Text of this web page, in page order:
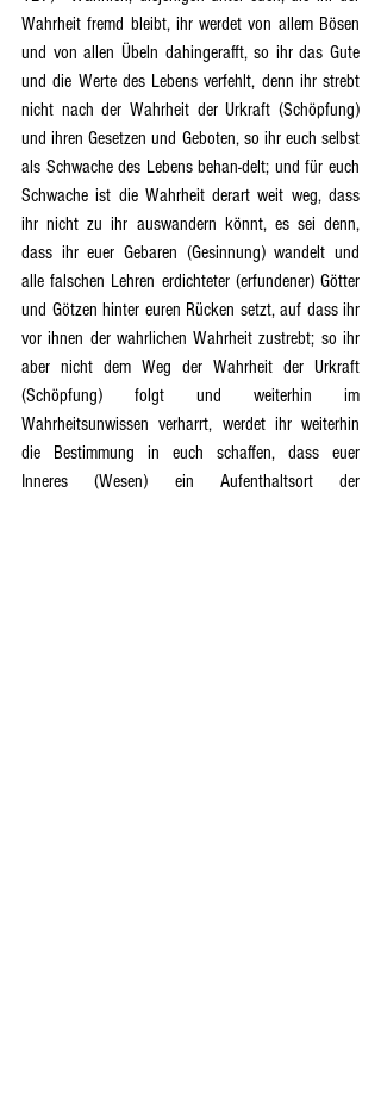
Wahrheit fremd bleibt, ihr werdet von allem Bösen
und von allen Übeln dahingerafft, so ihr das Gute
und die Werte des Lebens verfehlt, denn ihr strebt
nicht nach der Wahrheit der Urkraft (Schöpfung)
und ihren Gesetzen und Geboten, so ihr euch selbst
als Schwache des Lebens behan-delt; und für euch
Schwache ist die Wahrheit derart weit weg, dass
ihr nicht zu ihr auswandern könnt, es sei denn,
dass ihr euer Gebaren (Gesinnung) wandelt und
alle falschen Lehren erdichteter (erfundener) Götter
und Götzen hinter euren Rücken setzt, auf dass ihr
vor ihnen der wahrlichen Wahrheit zustrebt; so ihr
aber nicht dem Weg der Wahrheit der Urkraft
(Schöpfung) folgt und weiterhin im
Wahrheitsunwissen verharrt, werdet ihr weiterhin
die Bestimmung in euch schaffen, dass euer
Inneres (Wesen) ein Aufenthaltsort der